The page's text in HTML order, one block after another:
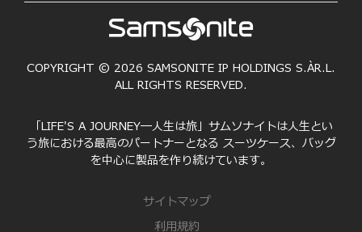
COPYRIGHT © 2026 SAMSONITE IP HOLDINGS S.ÀR.L.
ALL RIGHTS RESERVED.
「LIFE'S A JOURNEY―人生は旅」サムソナイトは人生とい
う旅における最高のパートナーとなる スーツケース、バッグ
を中心に製品を作り続けています。
サイトマップ
利用規約